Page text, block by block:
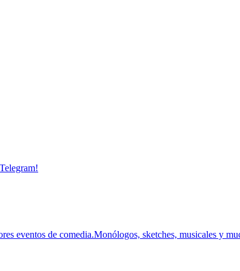
eventos de comedia.Monólogos, sketches, musicales y